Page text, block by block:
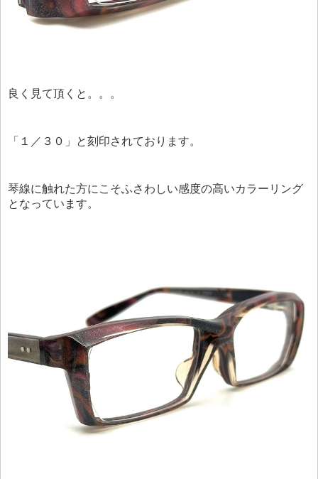
良く見て頂くと。。。
「１／３０」と刻印されております。
琴線に触れた方にこそふさわしい感度の高いカラーリング
となっています。